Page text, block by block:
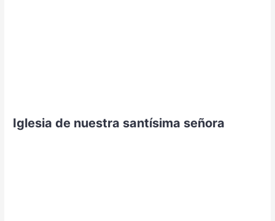
Iglesia de nuestra santísima señora